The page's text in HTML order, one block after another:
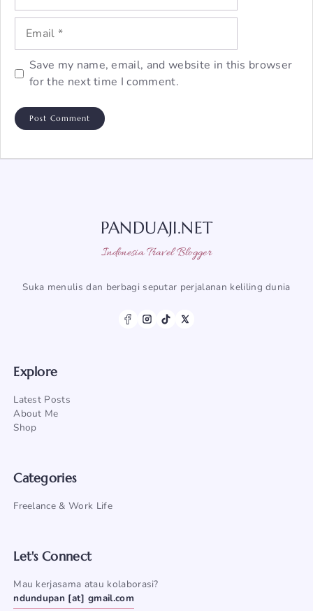
Email
Save my name, email, and website in this browser
for the next time I comment.
PANDUAJI.NET
Indonesia Travel Blogger
Suka menulis dan berbagi seputar perjalanan keliling dunia
Explore
Latest Posts
About Me
Shop
Categories
Freelance & Work Life
Let's Connect
Mau kerjasama atau kolaborasi?
ndundupan [at] gmail.com